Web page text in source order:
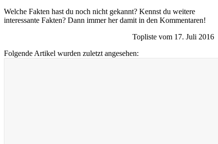
Welche Fakten hast du noch nicht gekannt? Kennst du weitere
interessante Fakten? Dann immer her damit in den Kommentaren!
Topliste vom 17. Juli 2016
Folgende Artikel wurden zuletzt angesehen: